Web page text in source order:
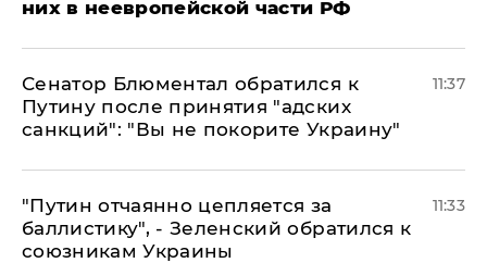
них в неевропейской части РФ
Сенатор Блюментал обратился к
Путину после принятия "адских
санкций": "Вы не покорите Украину"
11:37
"Путин отчаянно цепляется за
баллистику", - Зеленский обратился к
союзникам Украины
11:33